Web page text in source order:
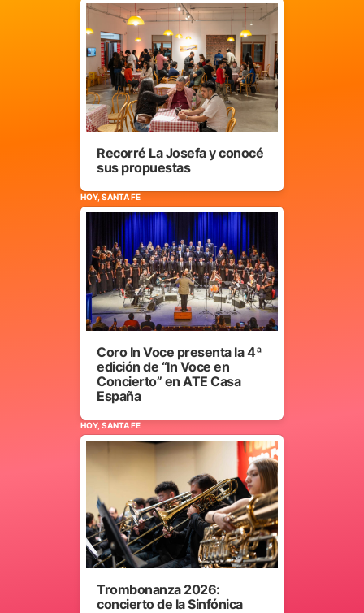
Recorré La Josefa y conocé
sus propuestas
HOY, SANTA FE
Coro In Voce presenta la 4ª
edición de “In Voce en
Concierto” en ATE Casa
España
HOY, SANTA FE
Trombonanza 2026:
concierto de la Sinfónica